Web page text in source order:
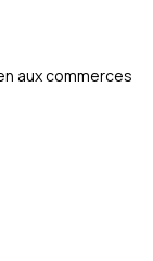
aux commerces